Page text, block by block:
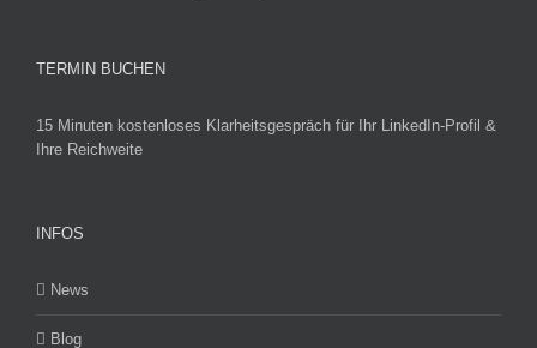
TERMIN BUCHEN
15 Minuten kostenloses Klarheitsgespräch für Ihr LinkedIn-Profil &
Ihre Reichweite
INFOS
News
Blog